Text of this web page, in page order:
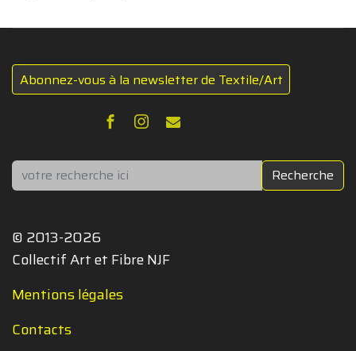
Abonnez-vous à la newsletter de Textile/Art
Rechercher Recherche
© 2013-2026
Collectif Art et Fibre NJF
Mentions légales
Contacts